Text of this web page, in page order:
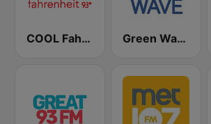
COOL Fahrenheit 93 FM Green Wave 106.5 FM